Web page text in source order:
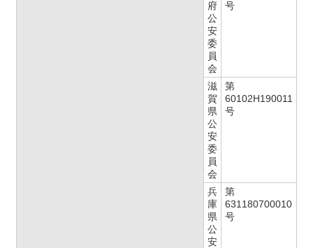
府
公
安
委
員
会
号
滋
賀
県
公
安
委
員
会
第
60102H190011
号
兵
庫
県
公
安
第
631180700010
号